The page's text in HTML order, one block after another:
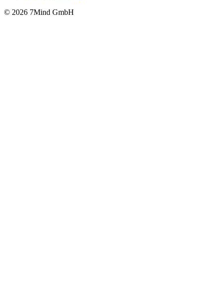
© 2026 7Mind GmbH